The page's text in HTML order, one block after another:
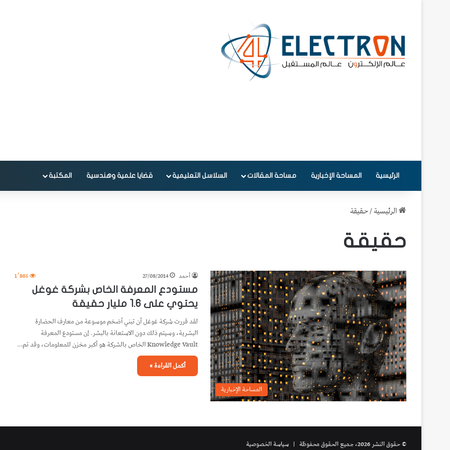
الرئيسية المساحة الإخبارية مساحة المقالات السلاسل التعليمية قضايا علمية وهندسية المكتبة
الرئيسية/حقيقة
حقيقة
المساحة الإخبارية
أحمد 27/08/2014
1٬865
مستودع المعرفة الخاص بشركة غوغل
يحتوي على 1.6 مليار حقيقة
لقد قررت شركة غوغل أن تبني أضخم موسوعة من معارف الحضارة
البشرية، وسيتم ذلك دون الاستعانة بالبشر. إن مستودع المعرفة
Knowledge Vault الخاص بالشركة هو أكبر مخزن للمعلومات، وقد تم…
أكمل القراءة »
© حقوق النشر 2026، جميع الحقوق محفوظة | سياسة الخصوصية